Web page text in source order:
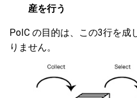
産を行う
PoIC の目的は、この3行を成
りません。